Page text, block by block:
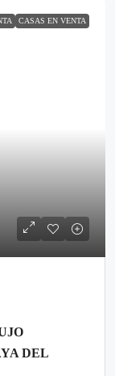
CASAS EN VENTA
DEL